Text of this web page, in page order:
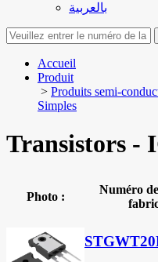
بالعربية
Accueil
Produit
> Produits semi-
Simples
Transistors -
Photo :
Numéro